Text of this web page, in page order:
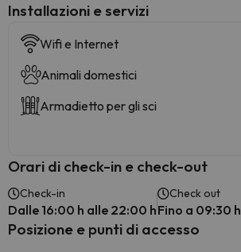
Installazioni e servizi
Wifi e Internet
Animali domestici
Armadietto per gli sci
Orari di check-in e check-out
Check-in
Dalle 16:00 h alle 22:00 h
Check out
Fino a 09:30 h
Posizione e punti di accesso